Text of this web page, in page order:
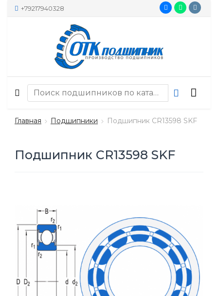
+79217940328
Главная Подшипники Подшипник CR13598 SKF
Подшипник CR13598 SKF